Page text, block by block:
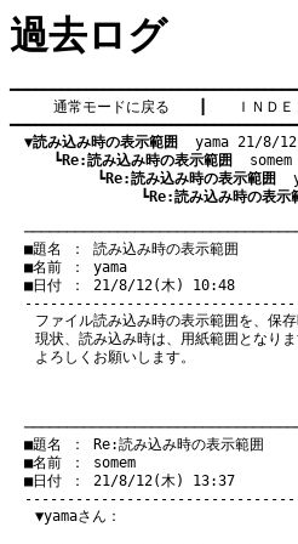
過去ログ
Ｐａｇ
通常モードに戻る
ＩＮＤＥ
▼読み込み時の表示範囲
yama 21/8/
┗Re:読み込み時の表示範囲
somem
┗Re:読み込み時の表示範囲
┗Re:読み込み時の表示
■題名 ： 読み込み時の表示範囲
■名前 ： yama
■日付 ： 21/8/12(木) 10:48
ファイル読み込み時の表示範囲を、保
現状、読み込み時は、用紙範囲となりま
よろしくお願いします。
■題名 ： Re:読み込み時の表示範囲
■名前 ： somem
■日付 ： 21/8/12(木) 13:37
▼yamaさん：